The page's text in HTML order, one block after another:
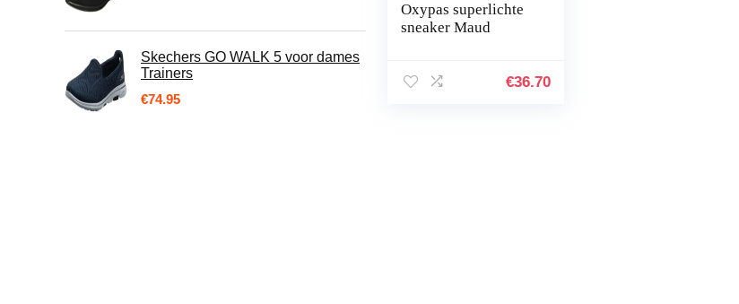
Skechers GO WALK 5 voor dames
Trainers
€74.95
Oxypas superlichte
sneaker Maud
€36.70